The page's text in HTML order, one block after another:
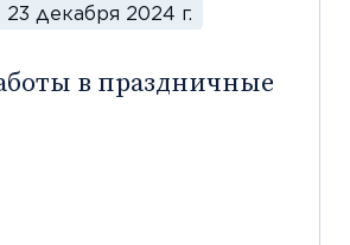
декабря 2024 г.
в праздничные